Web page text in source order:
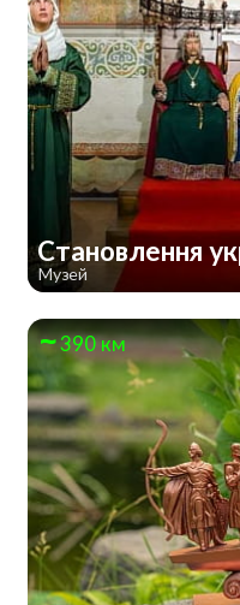
Становлення
Музей
390 км